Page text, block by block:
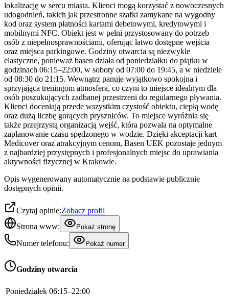
lokalizację w sercu miasta. Klienci mogą korzystać z nowoczesnych
udogodnień, takich jak przestronne szafki zamykane na wygodny
kod oraz system płatności kartami debetowymi, kredytowymi i
mobilnymi NFC. Obiekt jest w pełni przystosowany do potrzeb
osób z niepełnosprawnościami, oferując łatwo dostępne wejścia
oraz miejsca parkingowe. Godziny otwarcia są niezwykle
elastyczne, ponieważ basen działa od poniedziałku do piątku w
godzinach 06:15–22:00, w soboty od 07:00 do 19:45, a w niedziele
od 08:30 do 21:15. Wewnątrz panuje wyjątkowo spokojna i
sprzyjająca treningom atmosfera, co czyni to miejsce idealnym dla
osób poszukujących zadbanej przestrzeni do regularnego pływania.
Klienci doceniają przede wszystkim czystość obiektu, ciepłą wodę
oraz dużą liczbę gorących pryszniców. To miejsce wyróżnia się
także przejrzystą organizacją wejść, która pozwala na optymalne
zaplanowanie czasu spędzonego w wodzie. Dzięki akceptacji kart
Medicover oraz atrakcyjnym cenom, Basen UEK pozostaje jednym
z najbardziej przystępnych i profesjonalnych miejsc do uprawiania
aktywności fizycznej w Krakowie.
Opis wygenerowany automatycznie na podstawie publicznie
dostępnych opinii.
Czytaj opinie:Zobacz profil
Strona www:
Pokaż stronę
Numer telefonu: Pokaż numer
Godziny otwarcia
Poniedziałek 06:15–22:00